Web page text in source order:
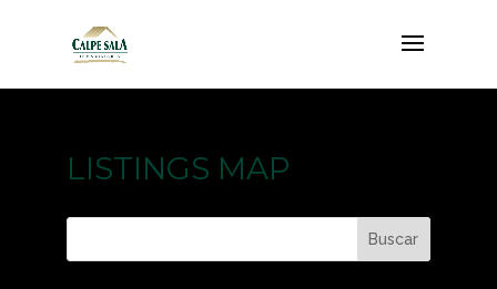
LISTINGS MAP